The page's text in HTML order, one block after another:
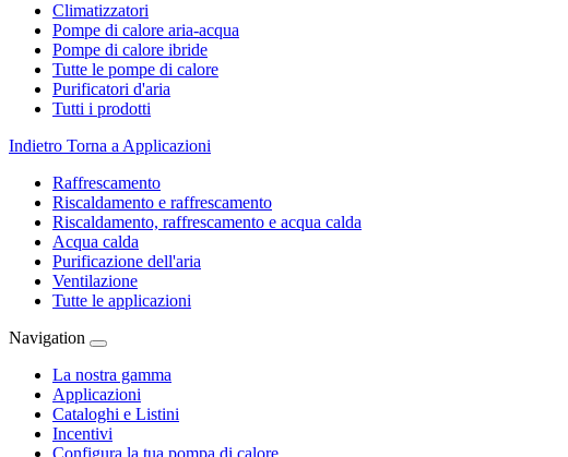
Climatizzatori
Pompe di calore aria-acqua
Pompe di calore ibride
Tutte le pompe di calore
Purificatori d'aria
Tutti i prodotti
Indietro Torna a Applicazioni
Raffrescamento
Riscaldamento e raffrescamento
Riscaldamento, raffrescamento e acqua calda
Acqua calda
Purificazione dell'aria
Ventilazione
Tutte le applicazioni
Navigation
La nostra gamma
Applicazioni
Cataloghi e Listini
Incentivi
Configura la tua pompa di calore